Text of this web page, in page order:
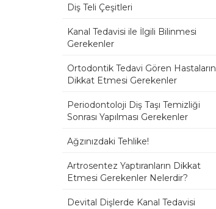
Diş Teli Çeşitleri
Kanal Tedavisi ile İlgili Bilinmesi
Gerekenler
Ortodontik Tedavi Gören Hastaların
Dikkat Etmesi Gerekenler
Periodontoloji Diş Taşı Temizliği
Sonrası Yapılması Gerekenler
Ağzınızdaki Tehlike!
Artrosentez Yaptıranların Dikkat
Etmesi Gerekenler Nelerdir?
Devital Dişlerde Kanal Tedavisi